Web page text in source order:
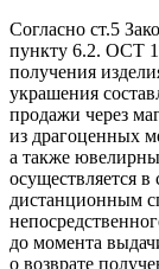
Согласно ст.5
пункту 6.2. ОСТ
получения
украшения
продажи через
из драгоценных
а также
осуществляется в
дистанционным
до момента
о возврате